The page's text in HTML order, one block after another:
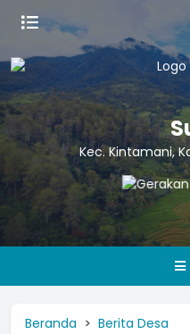
Kec. Kintamani,
Beranda Berita Desa